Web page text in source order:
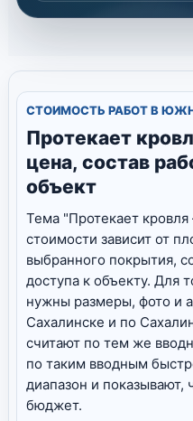
СТОИМОСТЬ РАБОТ В
Протекает
цена, состав
объект
Тема "Протекает
стоимости зависит от
выбранного покрытия,
доступа к объекту. Для
нужны размеры, фото и
Сахалинске и по
считают по тем же
по таким вводным
диапазон и показывают,
бюджет.